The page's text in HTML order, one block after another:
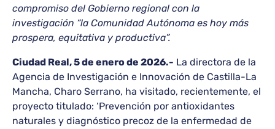
compromiso del Gobierno regional con la
investigación “la Comunidad Autónoma es hoy más
prospera, equitativa y productiva”.
Ciudad Real, 5 de enero de 2026.- La directora de la
Agencia de Investigación e Innovación de Castilla-La
Mancha, Charo Serrano, ha visitado, recientemente, el
proyecto titulado: ‘Prevención por antioxidantes
naturales y diagnóstico precoz de la enfermedad de